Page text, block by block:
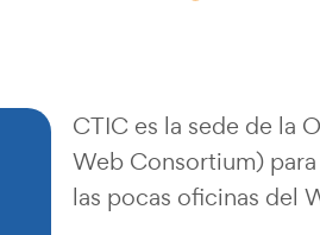
CTIC es la sede de la
Web Consortium)
las pocas oficinas del